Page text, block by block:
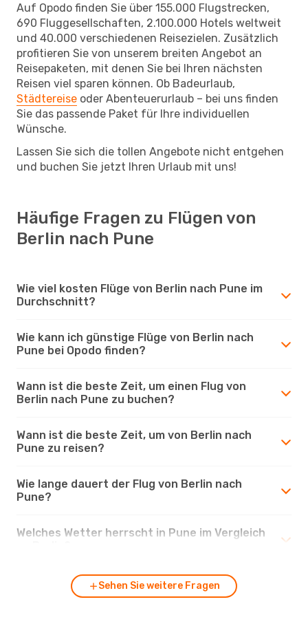
Auf Opodo finden Sie über 155.000 Flugstrecken,
690 Fluggesellschaften, 2.100.000 Hotels weltweit
und 40.000 verschiedenen Reisezielen. Zusätzlich
profitieren Sie von unserem breiten Angebot an
Reisepaketen, mit denen Sie bei Ihren nächsten
Reisen viel sparen können. Ob Badeurlaub,
Städtereise oder Abenteuerurlaub – bei uns finden
Sie das passende Paket für Ihre individuellen
Wünsche.
Lassen Sie sich die tollen Angebote nicht entgehen
und buchen Sie jetzt Ihren Urlaub mit uns!
Häufige Fragen zu Flügen von
Berlin nach Pune
Wie viel kosten Flüge von Berlin nach Pune im
Durchschnitt?
Wie kann ich günstige Flüge von Berlin nach
Pune bei Opodo finden?
Wann ist die beste Zeit, um einen Flug von
Berlin nach Pune zu buchen?
Wann ist die beste Zeit, um von Berlin nach
Pune zu reisen?
Wie lange dauert der Flug von Berlin nach
Pune?
Welches Wetter herrscht in Pune im Vergleich
Sehen Sie weitere Fragen